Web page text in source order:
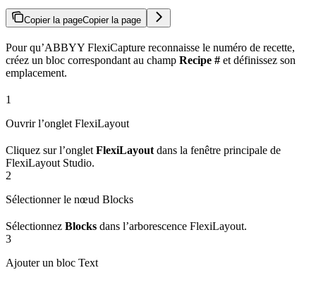
Copier la pageCopier la page
Pour qu’ABBYY FlexiCapture reconnaisse le numéro de recette,
créez un bloc correspondant au champ Recipe # et définissez son
emplacement.
1
Ouvrir l’onglet FlexiLayout
Cliquez sur l’onglet FlexiLayout dans la fenêtre principale de
FlexiLayout Studio.
2
Sélectionner le nœud Blocks
Sélectionnez Blocks dans l’arborescence FlexiLayout.
3
Ajouter un bloc Text